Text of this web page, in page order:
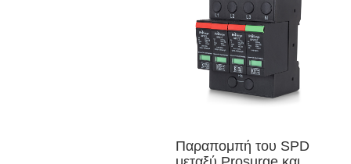
Παραπομπή του SPD